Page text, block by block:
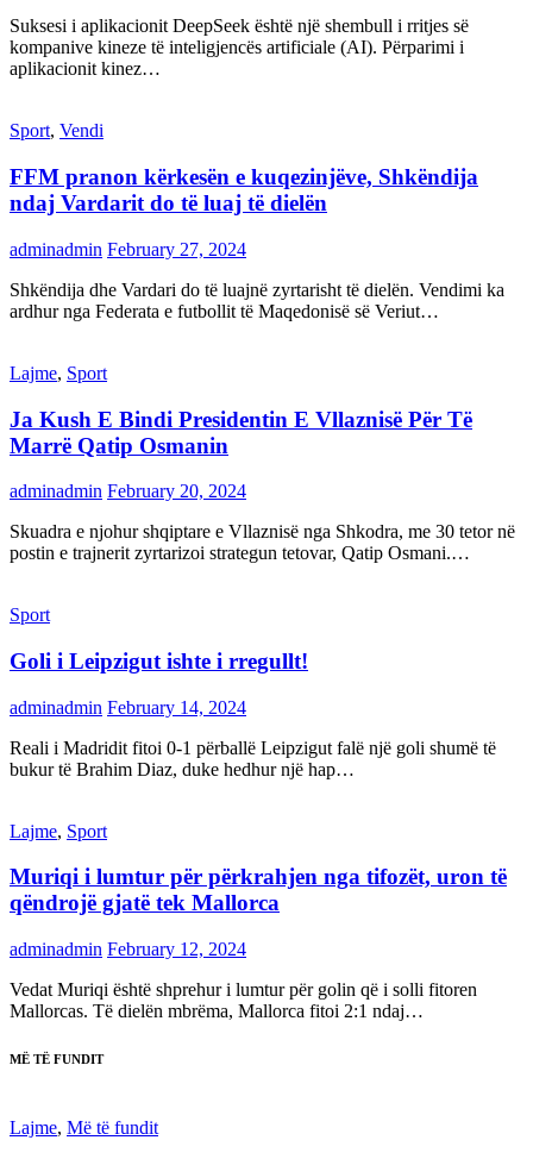
Suksesi i aplikacionit DeepSeek është një shembull i rritjes së
kompanive kineze të inteligjencës artificiale (AI). Përparimi i
aplikacionit kinez…
Sport, Vendi
FFM pranon kërkesën e kuqezinjëve, Shkëndija
ndaj Vardarit do të luaj të dielën
adminadmin February 27, 2024
Shkëndija dhe Vardari do të luajnë zyrtarisht të dielën. Vendimi ka
ardhur nga Federata e futbollit të Maqedonisë së Veriut…
Lajme, Sport
Ja Kush E Bindi Presidentin E Vllaznisë Për Të
Marrë Qatip Osmanin
adminadmin February 20, 2024
Skuadra e njohur shqiptare e Vllaznisë nga Shkodra, me 30 tetor në
postin e trajnerit zyrtarizoi strategun tetovar, Qatip Osmani.…
Sport
Goli i Leipzigut ishte i rregullt!
adminadmin February 14, 2024
Reali i Madridit fitoi 0-1 përballë Leipzigut falë një goli shumë të
bukur të Brahim Diaz, duke hedhur një hap…
Lajme, Sport
Muriqi i lumtur për përkrahjen nga tifozët, uron të
qëndrojë gjatë tek Mallorca
adminadmin February 12, 2024
Vedat Muriqi është shprehur i lumtur për golin që i solli fitoren
Mallorcas. Të dielën mbrëma, Mallorca fitoi 2:1 ndaj…
MË TË FUNDIT
Lajme, Më të fundit